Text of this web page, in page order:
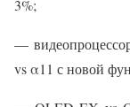
3%;
—
vs α11 с новой